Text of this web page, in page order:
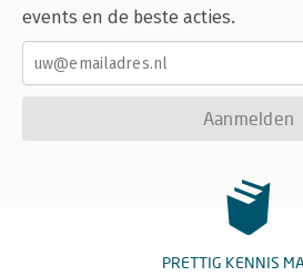
events en de beste acties.
Aanmelden
PRETTIG KENNIS